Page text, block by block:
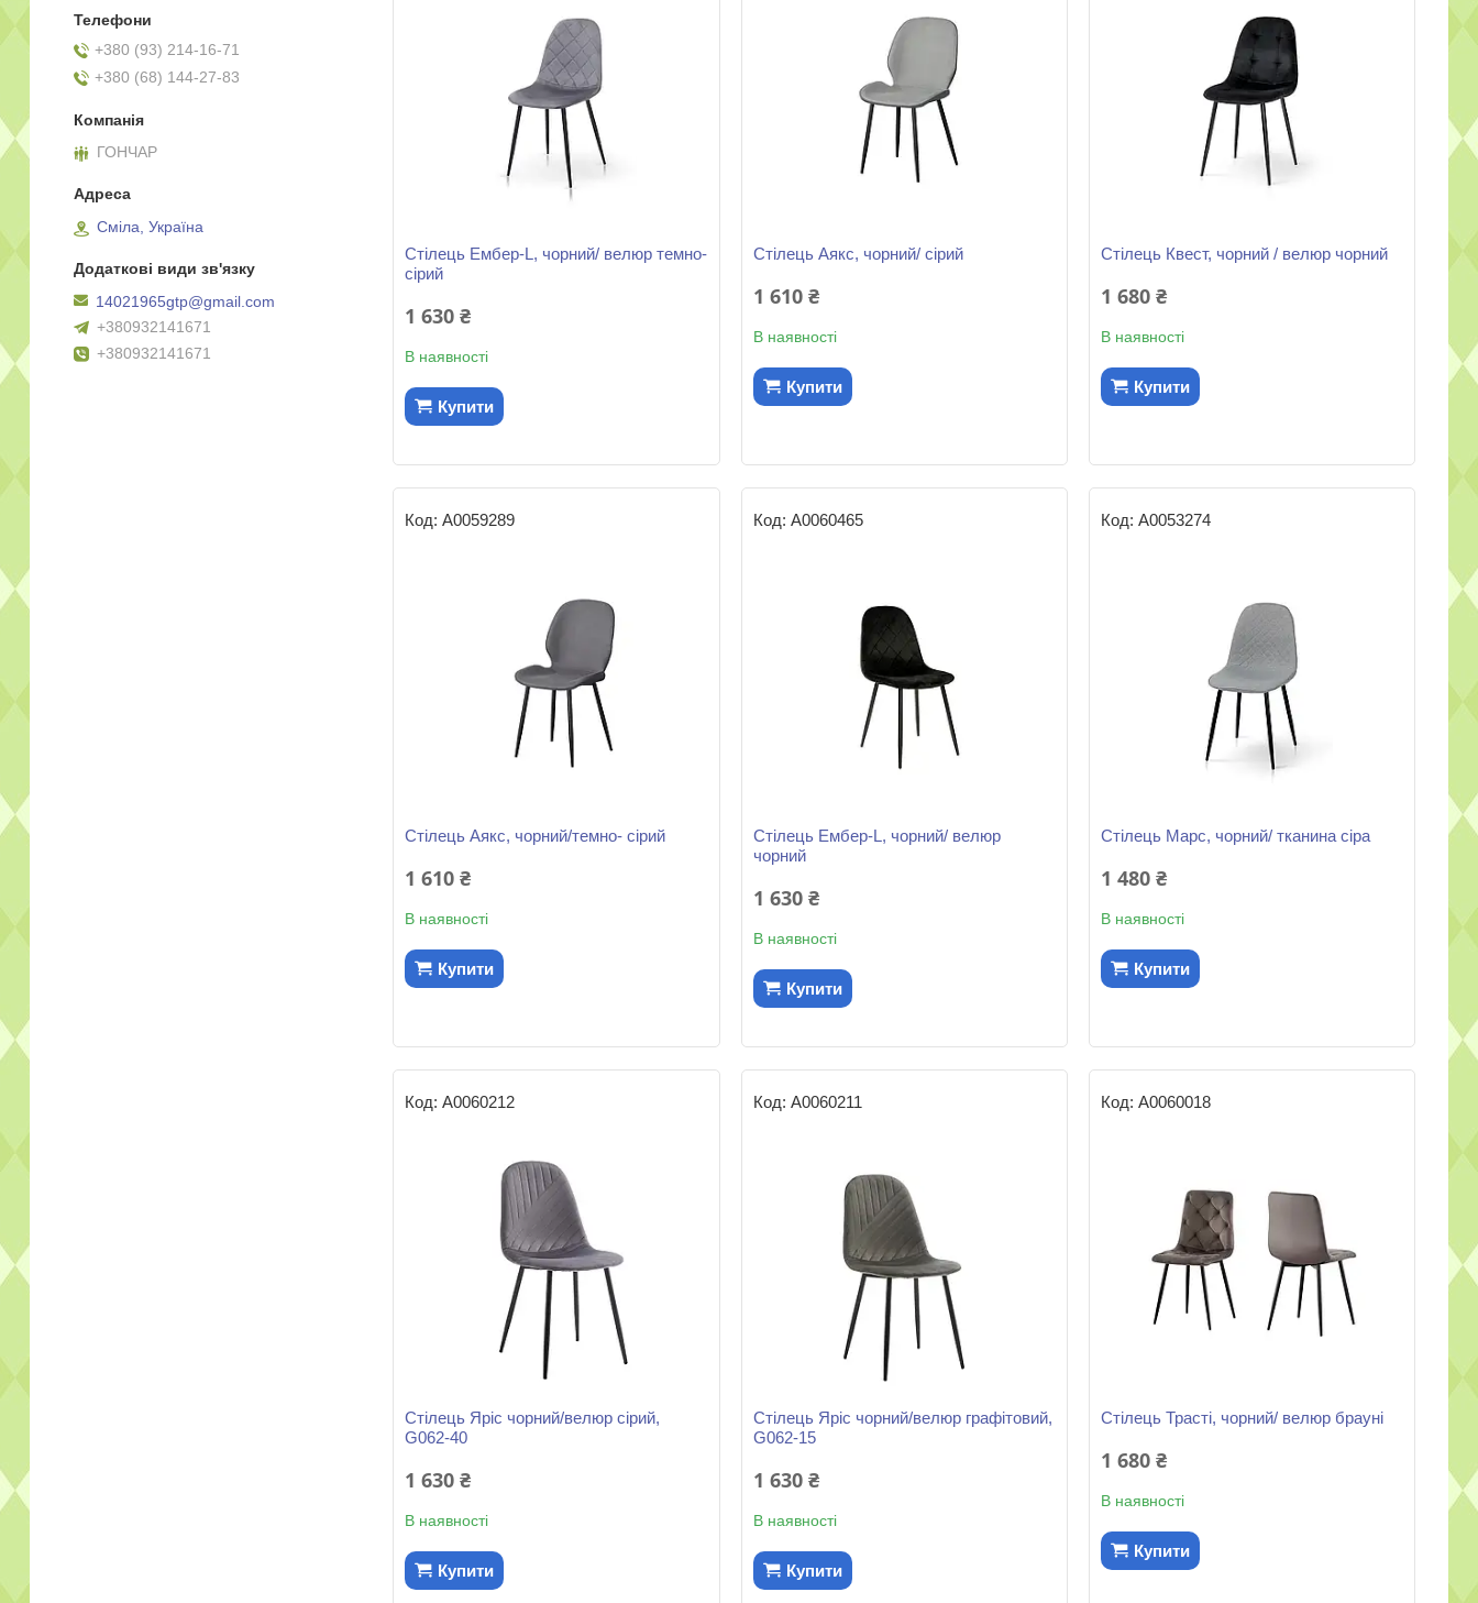
Стілець Ембер-L, чорний/ велюр темно-
сірий
1 630 ₴
В наявності
Купити
Стілець Аякс, чорний/ сірий
1 610 ₴
В наявності
Купити
Стілець Квест, чорний / велюр чорний
1 680 ₴
В наявності
Купити
А0059289
Стілець Аякс, чорний/темно- сірий
1 610 ₴
В наявності
Купити
А0060465
Стілець Ембер-L, чорний/ велюр
чорний
1 630 ₴
В наявності
Купити
А0053274
Стілець Марс, чорний/ тканина сіра
1 480 ₴
В наявності
Купити
А0060212
Стілець Яріс чорний/велюр сірий,
G062-40
1 630 ₴
В наявності
Купити
А0060211
Стілець Яріс чорний/велюр графітовий,
G062-15
1 630 ₴
В наявності
Купити
А0060018
Стілець Трасті, чорний/ велюр брауні
1 680 ₴
В наявності
Купити
+380 (93) 214-16-71
+380 (68) 144-27-83
ГОНЧАР
Сміла, Україна
14021965gtp@gmail.com
+380932141671
+380932141671